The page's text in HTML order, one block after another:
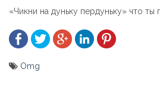
«Чикни на дуньку пердуньку» что ты
Omg